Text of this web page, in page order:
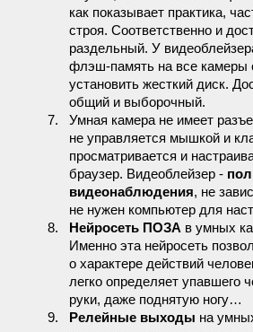
как показывает практика,
строя. Соответственно и
раздельный. У
флэш-память на все камеры
установить жесткий диск.
общий и выборочный.
7.
Умная камера не имеет
не управляется мышкой и
просматривается и
браузер. Видеоблейзер -
видеонаблюдения, не
не нужен компьютер для
8.
Нейросеть ПОЗА в умных
Именно эта нейросеть
о характере действий
легко определяет упавшего
руки, даже поднятую ногу…
9.
Релейные выходы на